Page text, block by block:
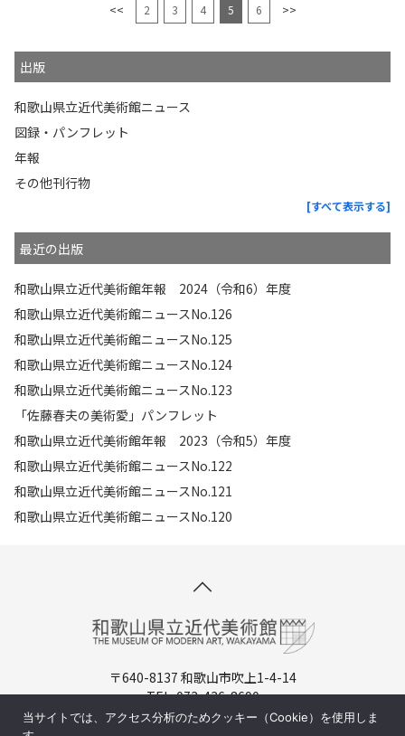
<< 2 3 4 5 6 >>
出版
和歌山県立近代美術館ニュース
図録・パンフレット
年報
その他刊行物
[すべて表示する]
最近の出版
和歌山県立近代美術館年報 2024（令和6）年度
和歌山県立近代美術館ニュースNo.126
和歌山県立近代美術館ニュースNo.125
和歌山県立近代美術館ニュースNo.124
和歌山県立近代美術館ニュースNo.123
「佐藤春夫の美術愛」パンフレット
和歌山県立近代美術館年報 2023（令和5）年度
和歌山県立近代美術館ニュースNo.122
和歌山県立近代美術館ニュースNo.121
和歌山県立近代美術館ニュースNo.120
〒640-8137 和歌山市吹上1-4-14
TEL. 073-436-8690
開館時間：9:30-17:00（入場は16:30まで）
当サイトでは、アクセス分析のためクッキー（Cookie）を使用しま